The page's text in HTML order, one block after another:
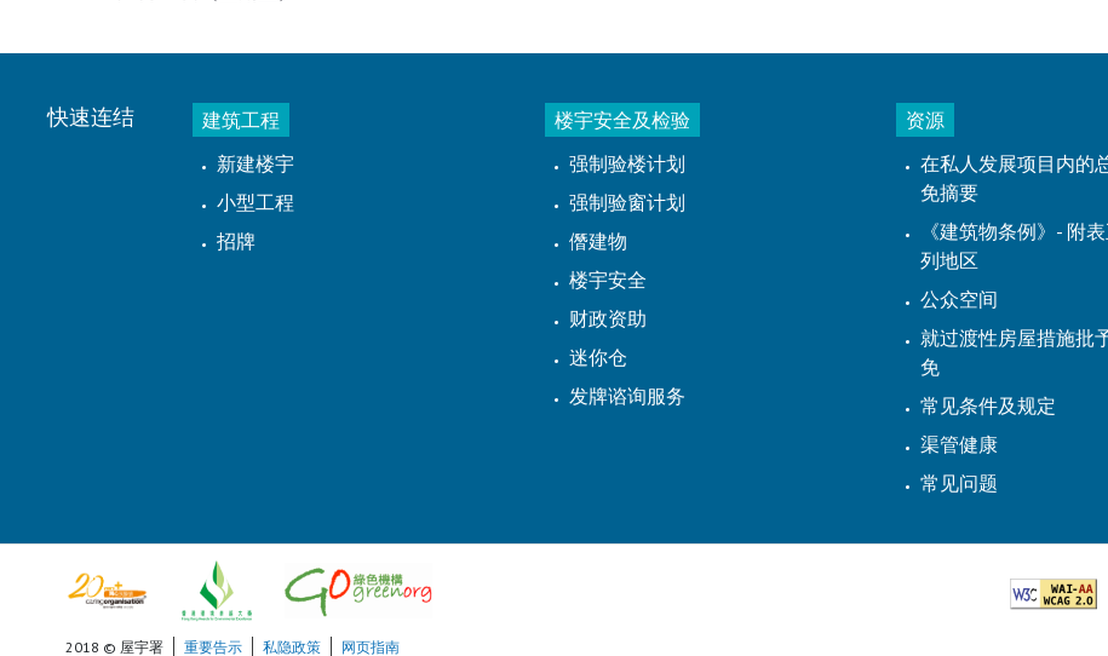
快速连结
建筑工程
新建楼宇
小型工程
招牌
楼宇安全及检验
强制验楼计划
强制验窗计划
僭建物
楼宇安全
财政资助
迷你仓
发牌谘询服务
资源
在私人发展项目内的
免摘要
《建筑物条例》- 附
列地区
公众空间
就过渡性房屋措施批
免
常见条件及规定
渠管健康
常见问题
2018 © 屋宇署 重要告示 私隐政策 网页指南